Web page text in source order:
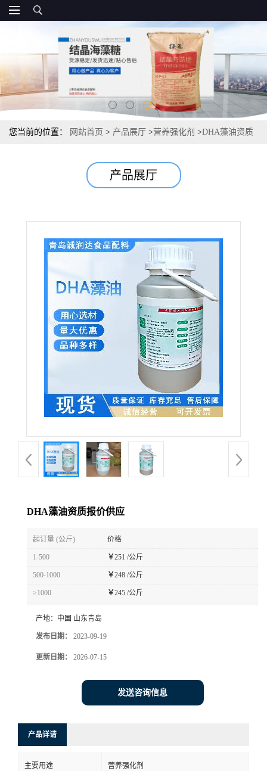
您当前的位置： 网站首页 > 产品展厅 >营养强化剂 >DHA藻油资质
产品展厅
DHA藻油资质报价供应
起订量 (公斤) 价格
1-500 ￥251 /公斤
500-1000 ￥248 /公斤
≥1000 ￥245 /公斤
产地： 中国 山东青岛
发布日期： 2023-09-19
更新日期： 2026-07-15
发送咨询信息
产品详请
主要用途 营养强化剂